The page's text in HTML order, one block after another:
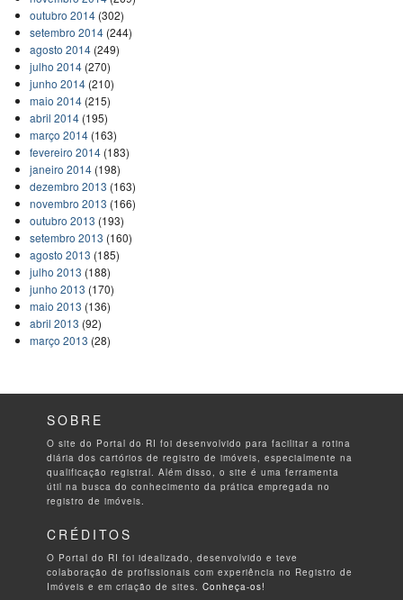
outubro 2014(302)
setembro 2014(244)
agosto 2014(249)
julho 2014(270)
junho 2014(210)
maio 2014(215)
abril 2014(195)
março 2014(163)
fevereiro 2014(183)
janeiro 2014(198)
dezembro 2013 (163)
novembro 2013 (166)
outubro 2013 (193)
setembro 2013 (160)
agosto 2013 (185)
julho 2013 (188)
junho 2013 (170)
maio 2013 (136)
abril 2013 (92)
março 2013 (28)
SOBRE
O site do Portal do RI foi desenvolvido para facilitar a rotina
diária dos cartórios de registro de imóveis, especialmente na
qualificação registral. Além disso, o site é uma ferramenta
útil na busca do conhecimento da prática empregada no
registro de imóveis.
CRÉDITOS
O Portal do RI foi idealizado, desenvolvido e teve
colaboração de profissionais com experiência no Registro de
Imóveis e em criação de sites.Conheça-os!